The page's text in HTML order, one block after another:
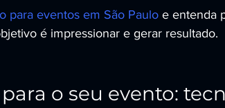
para eventos em São Paulo e entenda
é impressionar e gerar resultado.
o seu evento: